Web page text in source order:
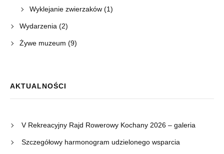
Wyklejanie zwierzaków(1)
Wydarzenia (2)
Żywe muzeum (9)
AKTUALNOŚCI
V Rekreacyjny Rajd Rowerowy Kochany 2026 – galeria
Szczegółowy harmonogram udzielonego wsparcia